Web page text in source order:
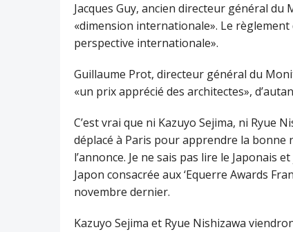
Jacques Guy, ancien directeur général
«dimension internationale». Le
perspective internationale».
Guillaume Prot, directeur général du
«un prix apprécié des architectes»,
C’est vrai que ni Kazuyo Sejima, ni Ryue
déplacé à Paris pour apprendre la bonne
l’annonce. Je ne sais pas lire le Japonais
Japon consacrée aux ‘Equerre Awards
novembre dernier.
Kazuyo Sejima et Ryue Nishizawa